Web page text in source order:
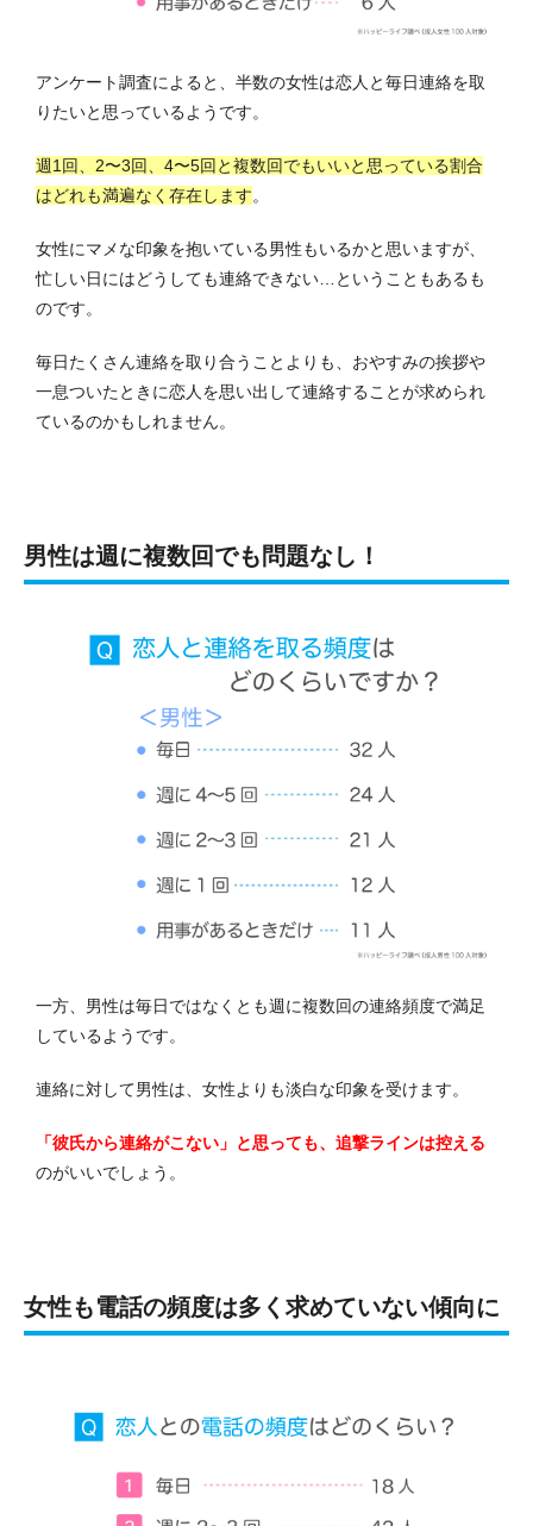
アンケート調査によると、半数の女性は恋人と毎日連絡を取
りたいと思っているようです。
週1回、2〜3回、4〜5回と複数回でもいいと思っている割合
はどれも満遍なく存在します。
女性にマメな印象を抱いている男性もいるかと思いますが、
忙しい日にはどうしても連絡できない…ということもあるも
のです。
毎日たくさん連絡を取り合うことよりも、おやすみの挨拶や
一息ついたときに恋人を思い出して連絡することが求められ
ているのかもしれません。
男性は週に複数回でも問題なし！
一方、男性は毎日ではなくとも週に複数回の連絡頻度で満足
しているようです。
連絡に対して男性は、女性よりも淡白な印象を受けます。
「彼氏から連絡がこない」と思っても、追撃ラインは控える
のがいいでしょう。
女性も電話の頻度は多く求めていない傾向に